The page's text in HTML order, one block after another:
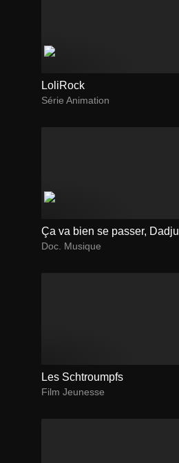
LoliRock
Série Animation
Ça va bien se passer, Dadju
Doc. Musique
Les Schtroumpfs
Film Jeunesse